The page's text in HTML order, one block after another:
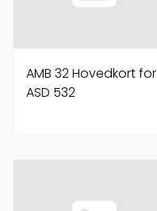
AMB 32 Hovedkort for
ASD 532